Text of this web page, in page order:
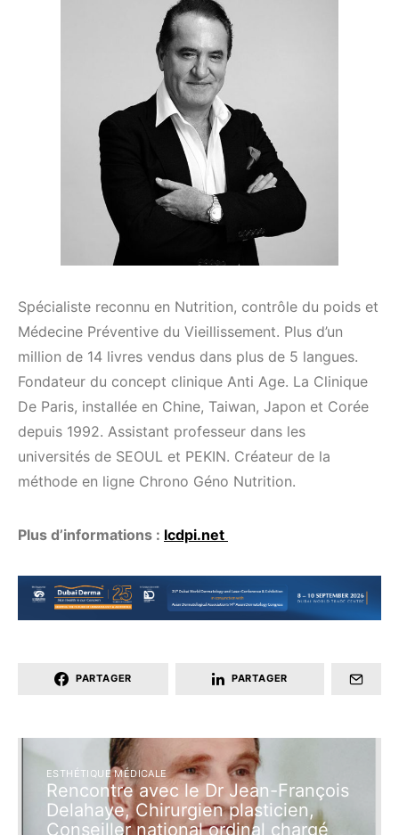
Spécialiste reconnu en Nutrition, contrôle du poids et
Médecine Préventive du Vieillissement. Plus d’un
million de 14 livres vendus dans plus de 5 langues.
Fondateur du concept clinique Anti Age. La Clinique
De Paris, installée en Chine, Taiwan, Japon et Corée
depuis 1992. Assistant professeur dans les
universités de SEOUL et PEKIN. Créateur de la
méthode en ligne Chrono Géno Nutrition.
Plus d’informations : lcdpi.net
PARTAGER PARTAGER
ESTHÉTIQUE MÉDICALE
Rencontre avec le Dr Jean-François
Delahaye, Chirurgien plasticien,
Conseiller national ordinal chargé